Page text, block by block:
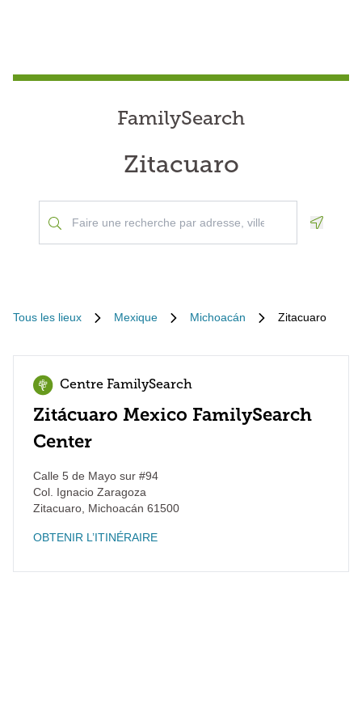
FamilySearch
Zitacuaro
Tous les lieux Mexique Michoacán Zitacuaro
Centre FamilySearch
Zitácuaro Mexico FamilySearch
Center
Calle 5 de Mayo sur #94
Col. Ignacio Zaragoza
Zitacuaro Michoacán 61500
OBTENIR L’ITINÉRAIRE